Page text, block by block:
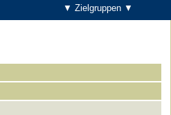
▼ Zielgruppen ▼